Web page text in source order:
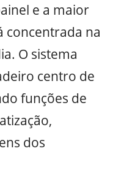
e a maior
concentrada na
O sistema
centro de
funções de
dos